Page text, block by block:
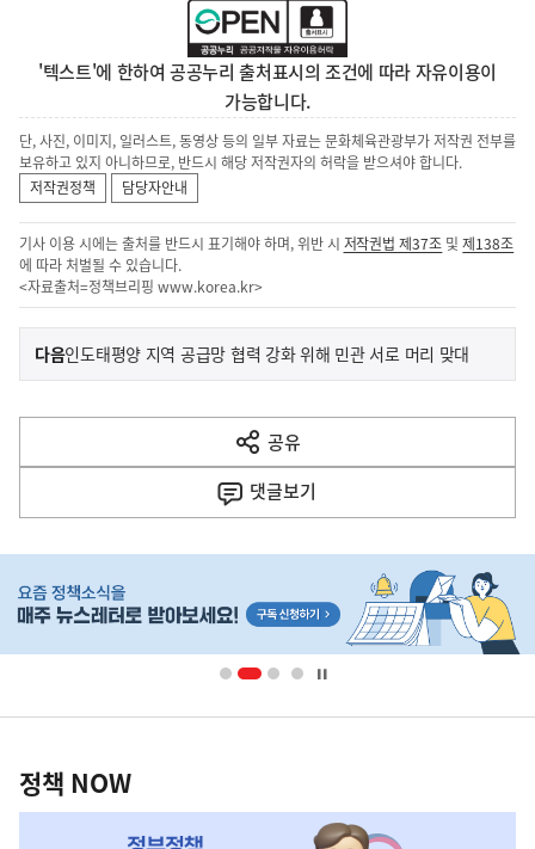
'텍스트'에 한하여 공공누리 출처표시의 조건에 따라 자유이용이
가능합니다.
단, 사진, 이미지, 일러스트, 동영상 등의 일부 자료는 문화체육관광부가 저작권 전부를
보유하고 있지 아니하므로, 반드시 해당 저작권자의 허락을 받으셔야 합니다.
저작권정책
담당자안내
기사 이용 시에는 출처를 반드시 표기해야 하며, 위반 시 저작권법 제37조 및제138조
에 따라 처벌될 수 있습니다.
<자료출처=정책브리핑 www.korea.kr>
이
전
다
음
다음기
인도태평양 지역 공급망 협력 강화 위해 민관 서로 머리 맞대
공유
열
기
댓글보기
단
영
책
NOW,
정책 NOW